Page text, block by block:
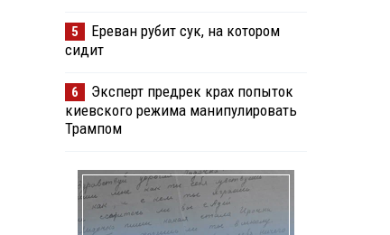
5
Ереван рубит сук, на котором
сидит
6
Эксперт предрек крах попыток
киевского режима манипулировать
Трампом